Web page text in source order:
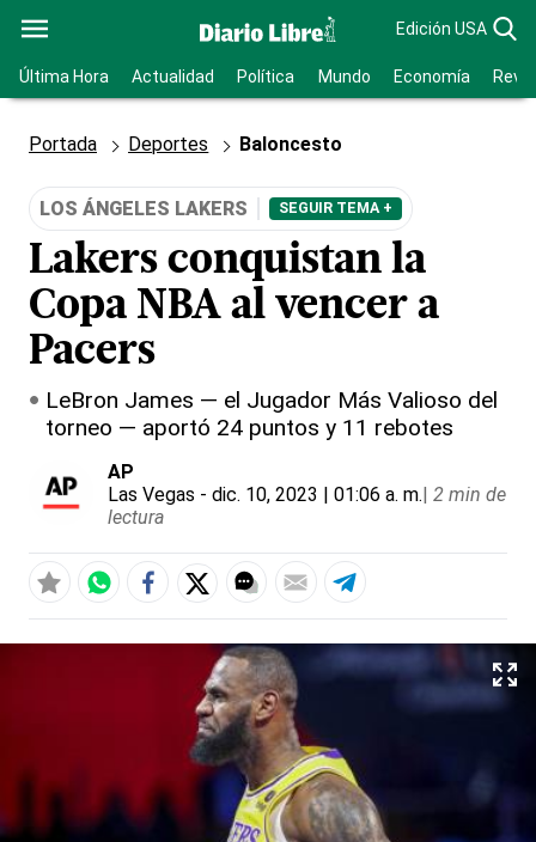
Edición USA
Última Hora Actualidad Política Mundo Economía
Portada Deportes Baloncesto
LOS ÁNGELES LAKERS SEGUIR TEMA +
Lakers conquistan la
Copa NBA al vencer a
Pacers
LeBron James — el Jugador Más Valioso del
torneo — aportó 24 puntos y 11 rebotes
AP
Las Vegas - dic. 10, 2023 | 01:06 a. m.| 2 min de
lectura